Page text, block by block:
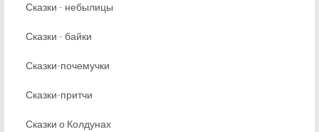
Сказки - небылицы
Сказки - байки
Сказки-почемучки
Сказки-притчи
Сказки о Колдунах